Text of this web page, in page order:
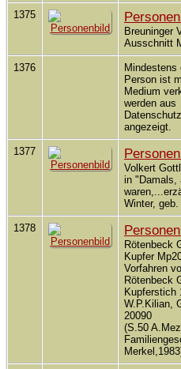
1375
Breuninger
Ausschnitt
1376
Person ist
Medium
werden aus
angezeigt.
1377
Volkert
in "Damals,
Winter,
1378
Rötenbeck
Kupfer
Vorfahren
Rötenbeck
Kupferstich
W.P.Kilian,
20090
(S.50